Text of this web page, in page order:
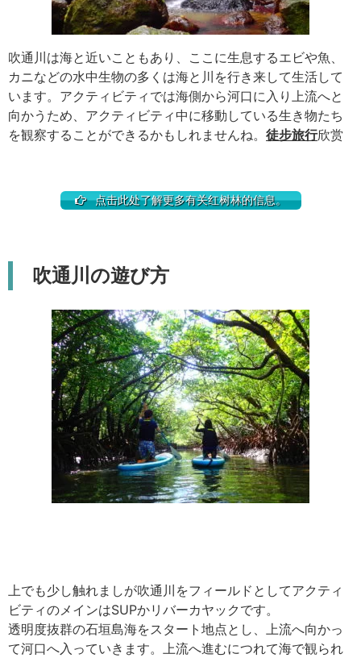
吹通川は海と近いこともあり、ここに生息するエビや魚、
カニなどの水中生物の多くは海と川を行き来して生活して
います。アクティビティでは海側から河口に入り上流へと
向かうため、アクティビティ中に移動している生き物たち
を観察することができるかもしれませんね。 徒步旅行欣赏
点击此处了解更多有关红树林的信息。
吹通川の遊び方
上でも少し触れましが吹通川をフィールドとしてアクティ
ビティのメインはSUPかリバーカヤックです。
透明度抜群の石垣島海をスタート地点とし、上流へ向かっ
て河口へ入っていきます。上流へ進むにつれて海で観られ